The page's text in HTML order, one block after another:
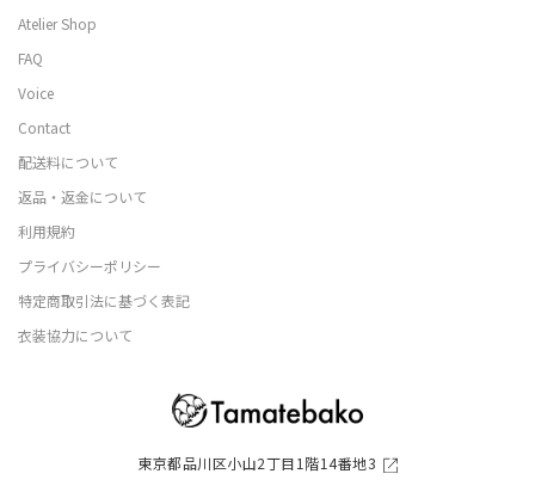
東京都品川区小山2丁目1階14番地3
Atelier Shop
FAQ
Voice
Contact
配送料について
返品・返金について
利用規約
プライバシーポリシー
特定商取引法に基づく表記
衣装協力について